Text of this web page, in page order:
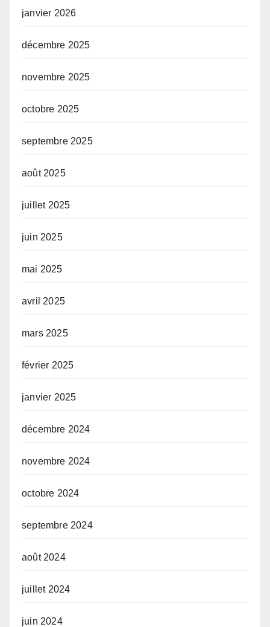
janvier 2026
décembre 2025
novembre 2025
octobre 2025
septembre 2025
août 2025
juillet 2025
juin 2025
mai 2025
avril 2025
mars 2025
février 2025
janvier 2025
décembre 2024
novembre 2024
octobre 2024
septembre 2024
août 2024
juillet 2024
juin 2024